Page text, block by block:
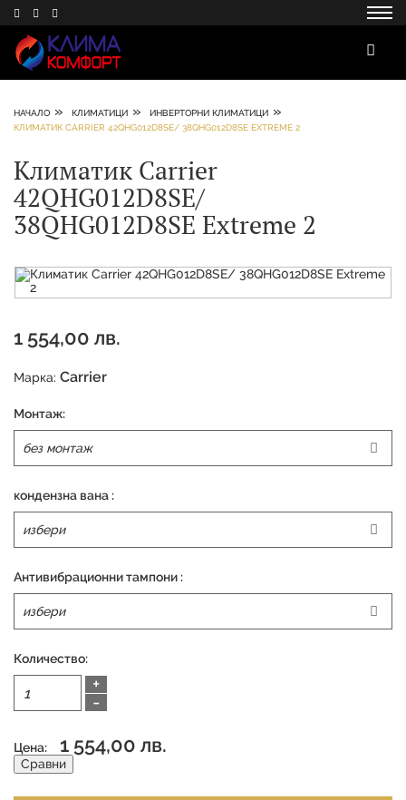
НАЧАЛО » КЛИМАТИЦИ » ИНВЕРТОРНИ КЛИМАТИЦИ »
КЛИМАТИК CARRIER 42QHG012D8SE/ 38QHG012D8SE EXTREME 2
Климатик Carrier
42QHG012D8SE/
38QHG012D8SE Extreme 2
1 554,00 лв.
Марка: Carrier
Монтаж:
кондензна вана :
Антивибрационни тампони :
Количество:
+
-
Цена: 1 554,00 лв.
Сравни